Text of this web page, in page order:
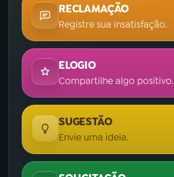
RECLAMAÇÃO
Registre sua insatisfação.
ELOGIO
Compartilhe algo positivo.
SUGESTÃO
Envie uma ideia.